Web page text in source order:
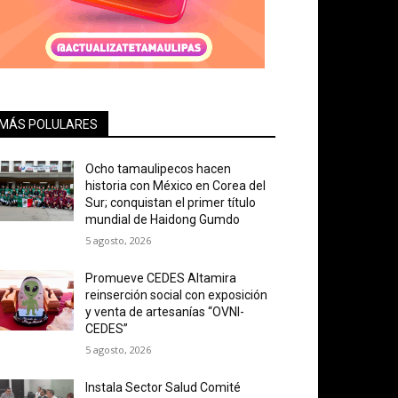
POLULARES
Ocho tamaulipecos hacen
historia con México en Corea del
Sur; conquistan el primer título
mundial de Haidong Gumdo
5 agosto, 2026
Promueve CEDES Altamira
reinserción social con exposición
y venta de artesanías “OVNI-
CEDES”
5 agosto, 2026
Instala Sector Salud Comité